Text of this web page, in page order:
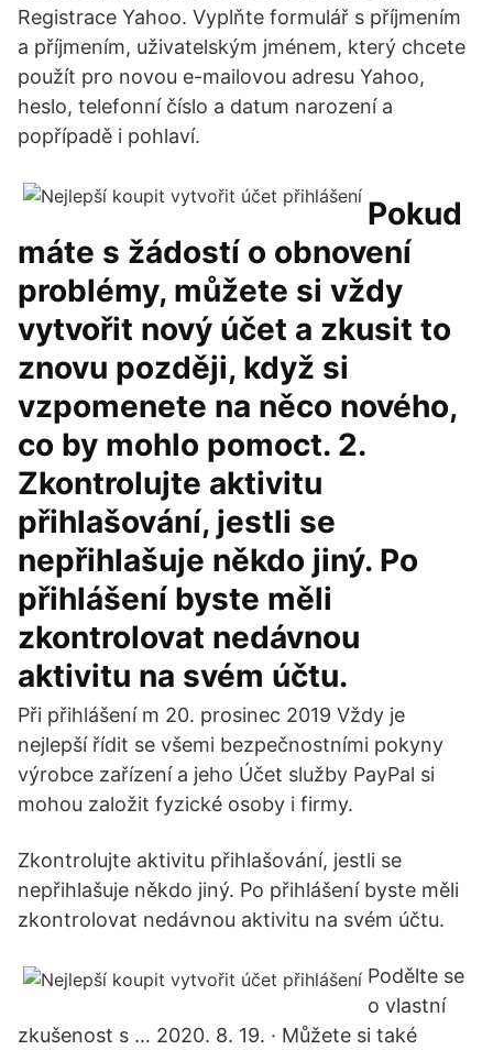
Registrace Yahoo. Vyplňte formulář s příjmením
a příjmením, uživatelským jménem, který chcete
použít pro novou e-mailovou adresu Yahoo,
heslo, telefonní číslo a datum narození a
popřípadě i pohlaví.
Pokud
máte s žádostí o obnovení
problémy, můžete si vždy
vytvořit nový účet a zkusit to
znovu později, když si
vzpomenete na něco nového,
co by mohlo pomoct. 2.
Zkontrolujte aktivitu
přihlašování, jestli se
nepřihlašuje někdo jiný. Po
přihlášení byste měli
zkontrolovat nedávnou
aktivitu na svém účtu.
Při přihlášení m 20. prosinec 2019 Vždy je
nejlepší řídit se všemi bezpečnostními pokyny
výrobce zařízení a jeho Účet služby PayPal si
mohou založit fyzické osoby i firmy.
Zkontrolujte aktivitu přihlašování, jestli se
nepřihlašuje někdo jiný. Po přihlášení byste měli
zkontrolovat nedávnou aktivitu na svém účtu.
Podělte se
o vlastní
zkušenost s … 2020. 8. 19. · Můžete si také